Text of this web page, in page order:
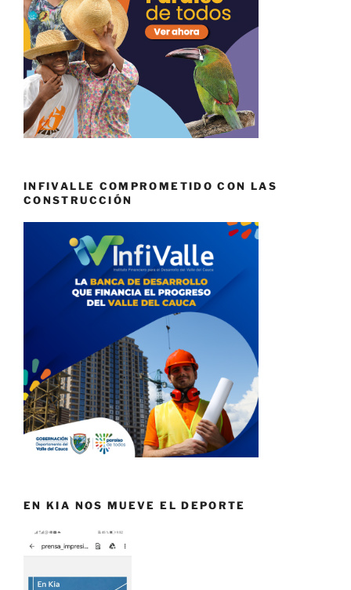
INFIVALLE COMPROMETIDO CON LAS
CONSTRUCCIÓN
EN KIA NOS MUEVE EL DEPORTE